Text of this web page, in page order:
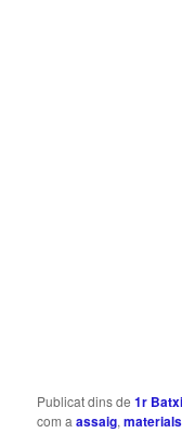
Publicat dins de 1r
com a assaig,materials